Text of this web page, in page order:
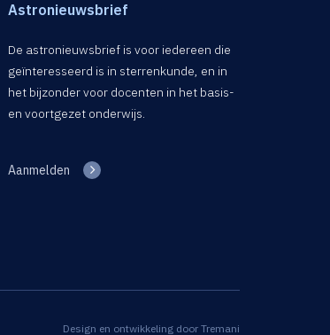
Astronieuwsbrief
De astronieuwsbrief is voor iedereen die
geïnteresseerd is in sterrenkunde, en in
het bijzonder voor docenten in het basis-
en voortgezet onderwijs.
Aanmelden
Design en ontwikkeling door Tremani